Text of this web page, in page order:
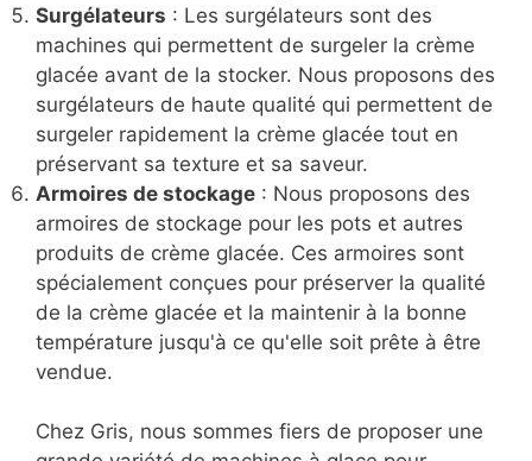
Surgélateurs : Les surgélateurs sont des
machines qui permettent de surgeler la crème
glacée avant de la stocker. Nous proposons des
surgélateurs de haute qualité qui permettent de
surgeler rapidement la crème glacée tout en
préservant sa texture et sa saveur.
Armoires de stockage : Nous proposons des
armoires de stockage pour les pots et autres
produits de crème glacée. Ces armoires sont
spécialement conçues pour préserver la qualité
de la crème glacée et la maintenir à la bonne
température jusqu'à ce qu'elle soit prête à être
vendue.
Chez Gris, nous sommes fiers de proposer une